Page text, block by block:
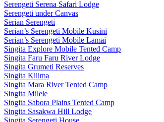
Serengeti Serena Safari Lodge
Serengeti under Canvas
Serian Serengeti
Serian’s Serengeti Mobile Kusini
Serian’s Serengeti Mobile Lamai
Singita Explore Mobile Tented Camp
Singita Faru Faru River Lodge
Singita Grumeti Reserves
Singita Kilima
Singita Mara River Tented Camp
Singita Milele
Singita Sabora Plains Tented Camp
Singita Sasakwa Hill Lodge
Singita Serengeti House